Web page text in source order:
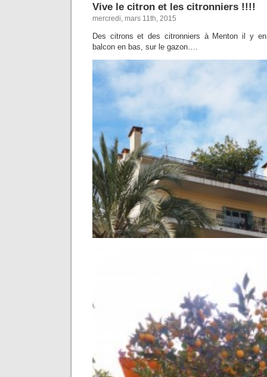
Vive le citron et les citronniers !!!!
mercredi, mars 11th, 2015
Des citrons et des citronniers à Menton il y
balcon en bas, sur le gazon….